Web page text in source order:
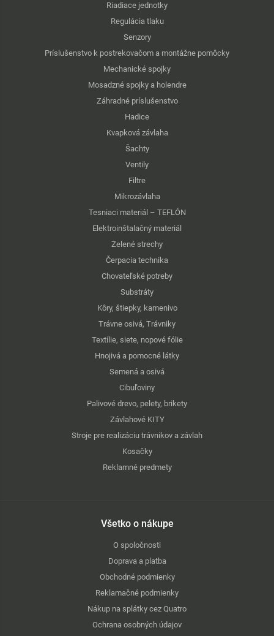
Riadiace jednotky
Regulácia tlaku
Senzory
Príslušenstvo k postrekovačom a montážne pomôcky
Mechanické spojky
Mosadzné spojky a holendre
Záhradné príslušenstvo
Hadice
Kvapková závlaha
Šachty
Ventily
Filtre
Mikrozávlaha
Tesniaci materiál – TEFLÓN
Elektroinštalačný materiál
Zelené strechy
Čerpacia technika
Chovateľské potreby
Substráty
Kôry, štiepky, kamenivo
Trávne osivá, Trávniky
Textílie, siete, nopové fólie
Hnojivá a pomocné látky
Semená a osivá
Cibuľoviny
Palivové drevo, pelety, brikety
Závlahové KITY
Stroje pre realizáciu trávnikov a závlah
Kosačky
Reklamné predmety
Všetko o nákupe
O spoločnosti
Doprava a platba
Obchodné podmienky
Reklamačné podmienky
Nákup na splátky cez Quatro
Ochrana osobných údajov